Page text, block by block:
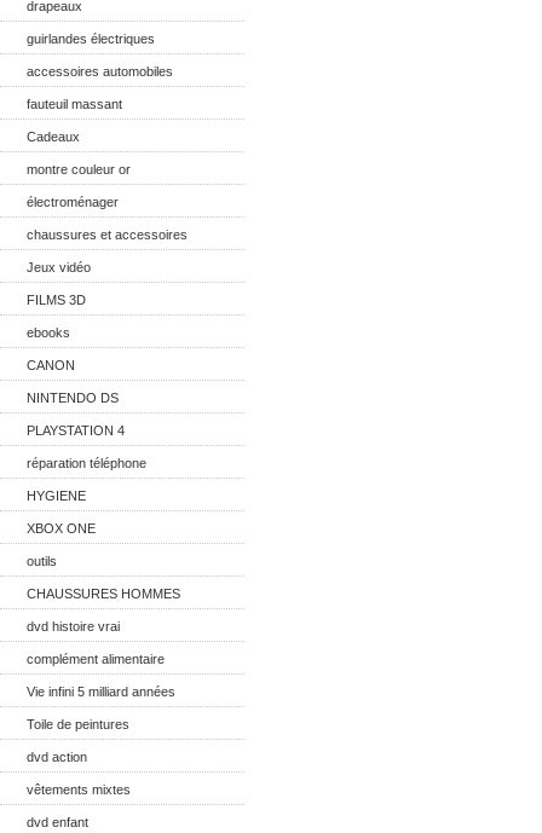
drapeaux
guirlandes électriques
accessoires automobiles
fauteuil massant
Cadeaux
montre couleur or
électroménager
chaussures et accessoires
Jeux vidéo
FILMS 3D
ebooks
CANON
NINTENDO DS
PLAYSTATION 4
réparation téléphone
HYGIENE
XBOX ONE
outils
CHAUSSURES HOMMES
dvd histoire vrai
complément alimentaire
Vie infini 5 milliard années
Toile de peintures
dvd action
vêtements mixtes
dvd enfant